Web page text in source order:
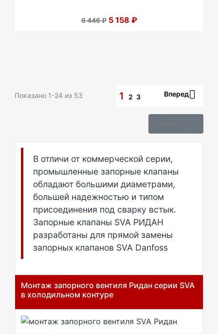
6 446 ₽ 5 158 ₽
Показано 1-24 из 53 1 2 3 Вперед
В отличи от коммерческой серии,
промышленные запорные клапаны
обладают большими диаметрами,
большей надежностью и типом
присоединения под сварку встык.
Запорные клапаны SVA РИДАН
разработаны для прямой замены
запорных клапанов SVA Danfoss
Монтаж запорного вентиля Ридан серии SVA
в холодильном контуре